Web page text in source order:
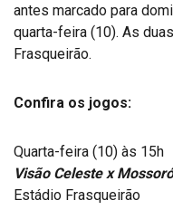
antes marcado para
quarta-feira (10). As
Frasqueirão.
Confira os jogos:
Quarta-feira (10) às 15h
Visão Celeste x
Estádio Frasqueirão